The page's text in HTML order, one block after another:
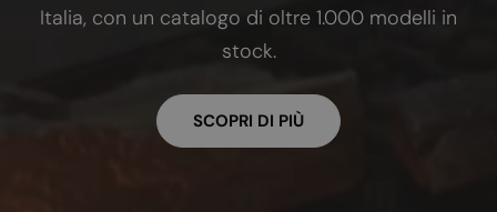
Italia, con un catalogo di oltre 1.000 modelli in
stock.
SCOPRI DI PIÙ